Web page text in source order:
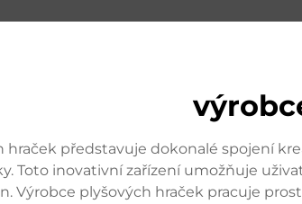
hraček představuje dokonalé spojení
Toto inovativní zařízení umožňuje
Výrobce plyšových hraček pracuje